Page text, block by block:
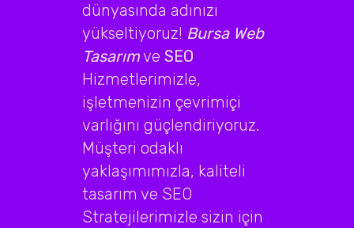
dünyasında adınızı
yükseltiyoruz! Bursa Web
Tasarımve SEO
Hizmetlerimizle,
işletmenizin çevrimiçi
varlığını güçlendiriyoruz.
Müşteri odaklı
yaklaşımımızla, kaliteli
tasarım ve SEO
Stratejilerimizle sizin için